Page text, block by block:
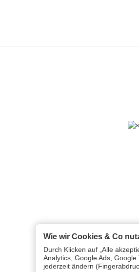
Wie wir Cookies & Co
Durch Klicken auf „Alle
Analytics, Google Ads,
jederzeit ändern